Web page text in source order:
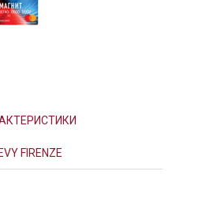
FIRENZE